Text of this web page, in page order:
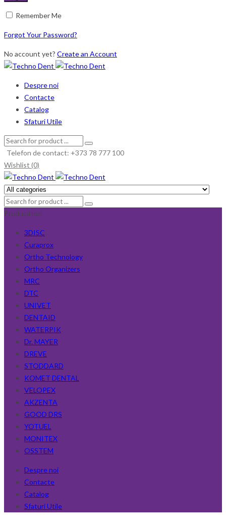
Remember Me
Forgot Your Password?
No account yet? Create an Account
Despre noi
Contacte
Catalog
Sfaturi Utile
Telefon de contact: +373 78 777 100
Wishlist (0)
Producători
3DISC
Curaprox
Ortho Technology
Ortho Organizers
MRC
DTC
UNIVET
DENTAID
WATERPIK
Dr. MAYER
DREVE
STODDARD
KOMET DENTAL
VELOPEX
AKZENTA
GOOD DRS
YOTUEL
MONITEX
OSSTEM
Despre noi
Contacte
Catalog
Sfaturi Utile